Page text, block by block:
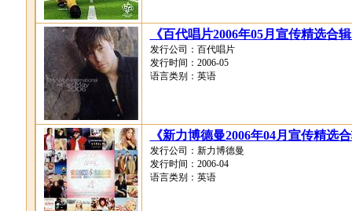
《百代唱片2006年05月宣传精选合
发行公司：百代唱片
发行时间：2006-05
语言类别：英语
《新力博德曼2006年04月宣传精选
发行公司：新力博德曼
发行时间：2006-04
语言类别：英语